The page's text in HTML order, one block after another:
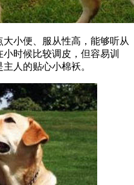
小便、服从性高，能够听从
时候比较调皮，但容易训
人的贴心小棉袄。